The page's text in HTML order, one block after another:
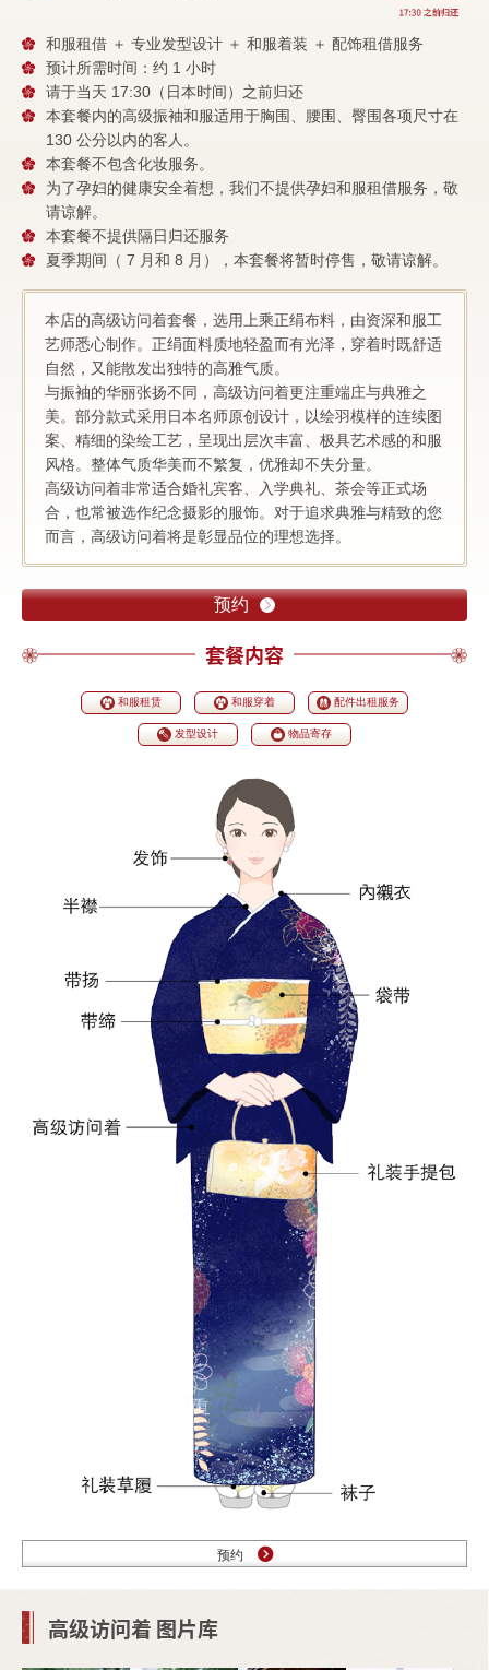
和服租借 ＋ 专业发型设计 ＋ 和服着装 ＋ 配饰租借服务
预计所需时间：约 1 小时
请于当天 17:30（日本时间）之前归还
本套餐内的高级振袖和服适用于胸围、腰围、臀围各项尺寸在
130 公分以内的客人。
本套餐不包含化妆服务。
为了孕妇的健康安全着想，我们不提供孕妇和服租借服务，敬
请谅解。
本套餐不提供隔日归还服务
夏季期间（ 7 月和 8 月），本套餐将暂时停售，敬请谅解。
本店的高级访问着套餐，选用上乘正绢布料，由资深和服工
艺师悉心制作。正绢面料质地轻盈而有光泽，穿着时既舒适
自然，又能散发出独特的高雅气质。
与振袖的华丽张扬不同，高级访问着更注重端庄与典雅之
美。部分款式采用日本名师原创设计，以绘羽模样的连续图
案、精细的染绘工艺，呈现出层次丰富、极具艺术感的和服
风格。整体气质华美而不繁复，优雅却不失分量。
高级访问着非常适合婚礼宾客、入学典礼、茶会等正式场
合，也常被选作纪念摄影的服饰。对于追求典雅与精致的您
而言，高级访问着将是彰显品位的理想选择。
预约
套餐内容
和服租赁 和服穿着 配件出租服务
发型设计 物品寄存
预约
高级访问着 图片库